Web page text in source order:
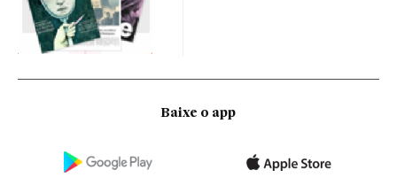
Baixe o app